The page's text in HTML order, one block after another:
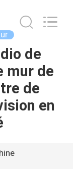
de
mur de
de
en